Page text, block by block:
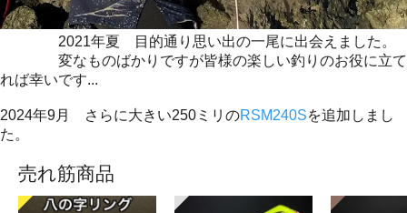
2021年夏 目的通り思い出の一尾に出会えました。
変なものばかりですが皆様の楽しい釣りのお役に立て
れば幸いです...
2024年9月 さらに大きい250ミリのRSM240Sを追加しまし
た。
売れ筋商品